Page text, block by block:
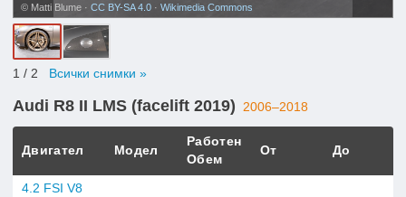
© Matti Blume · CC BY-SA 4.0 · Wikimedia Commons
1 / 2 Всички снимки »
Audi R8 II LMS (facelift 2019) 2006–2018
Двигател Модел
Работен
Обем
От До
4.2 FSI V8